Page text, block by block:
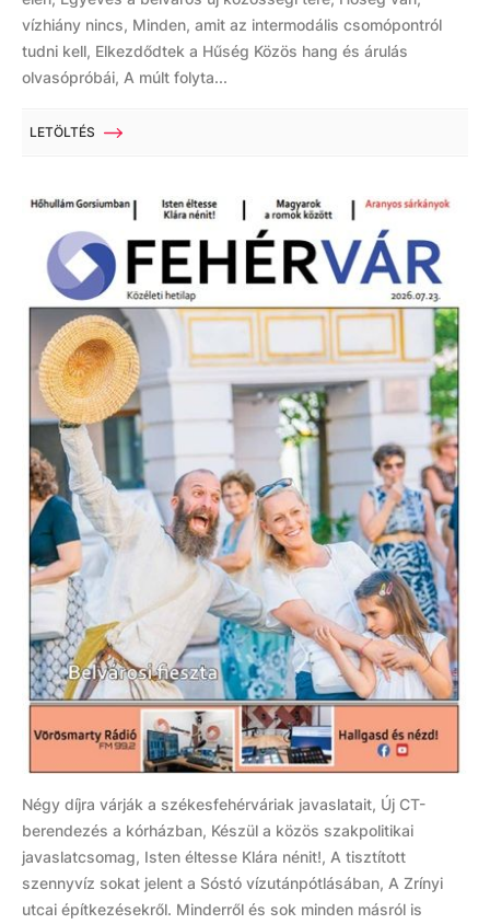
vízhiány nincs, Minden, amit az intermodális csomópontról
tudni kell, Elkezdődtek a Hűség Közös hang és árulás
olvasópróbái, A múlt folyta...
LETÖLTÉS
Négy díjra várják a székesfehérváriak javaslatait, Új CT-
berendezés a kórházban, Készül a közös szakpolitikai
javaslatcsomag, Isten éltesse Klára nénit!, A tisztított
szennyvíz sokat jelent a Sóstó vízutánpótlásában, A Zrínyi
utcai építkezésekről. Minderről és sok minden másról is